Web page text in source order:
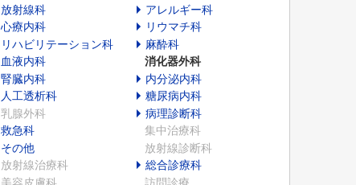
放射線科
アレルギー科
心療内科
リウマチ科
リハビリテーション科
麻酔科
血液内科
消化器外科
腎臓内科
内分泌内科
人工透析科
糖尿病内科
乳腺外科
病理診断科
救急科
集中治療科
その他
放射線診断科
放射線治療科
総合診療科
美容皮膚科
訪問診療